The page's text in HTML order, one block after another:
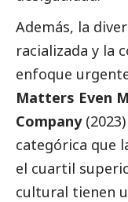
Además, la
racializada y la
enfoque
Matters Even
Company
categórica que
el cuartil
cultural tienen